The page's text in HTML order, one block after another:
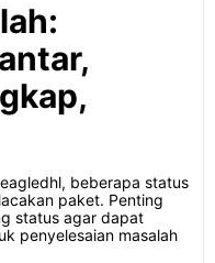
beberapa status
paket. Penting
status agar dapat
penyelesaian masalah